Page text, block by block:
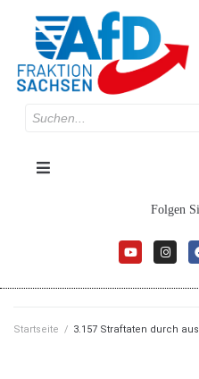
Folgen
Startseite / 3.157 Straftaten durch